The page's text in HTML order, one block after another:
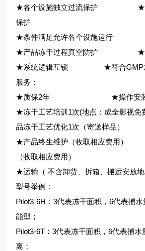
★各个设施独立过流保护 ★各
保护
★条件满足允许各个设施运行 ★
★产品冻干过程真空防护 ★真
★系统逻辑互锁 ★符合GMP
服务：
★质保2年 ★操作安装培
★冻干工艺培训1次(地点：成全影
品冻干工艺优化1次（寄送样品）
★产品终生维护（收取相应费用
（收取相应费用）
★运输（ 不含卸货、拆箱、搬运安放地
型号举例：
Pilot3-6H：3代表冻干面积，6代表捕
能型；
Pilot3-6T：3代表冻干面积，6代表捕
离；